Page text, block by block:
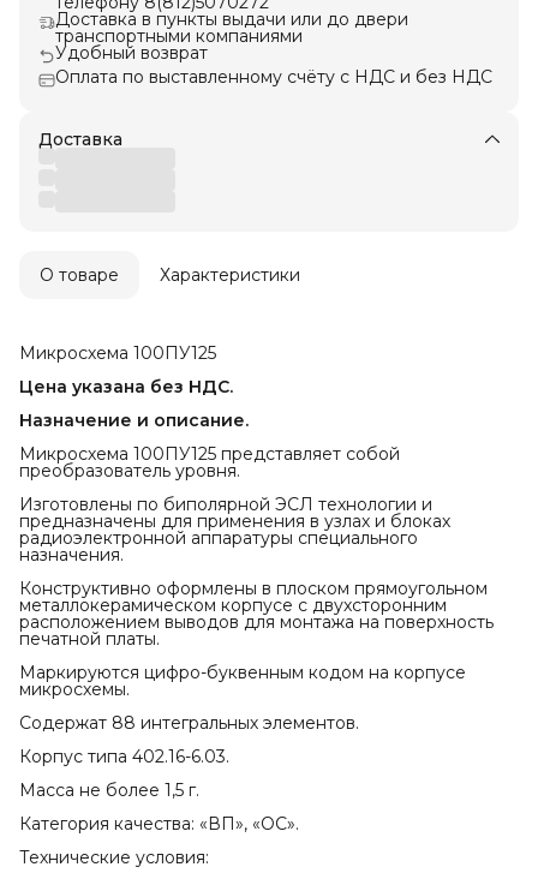
Доставка в пункты выдачи или до двери
транспортными компаниями
Удобный возврат
Оплата по выставленному счёту с НДС и без НДС
Доставка
О товаре Характеристики
Микросхема 100ПУ125
Цена указана без НДС.
Назначение и описание.
Микросхема 100ПУ125 представляет собой
преобразователь уровня.
Изготовлены по биполярной ЭСЛ технологии и
предназначены для применения в узлах и блоках
радиоэлектронной аппаратуры специального
назначения.
Конструктивно оформлены в плоском прямоугольном
металлокерамическом корпусе с двухсторонним
расположением выводов для монтажа на поверхность
печатной платы.
Маркируются цифро-буквенным кодом на корпусе
микросхемы.
Содержат 88 интегральных элементов.
Корпус типа 402.16-6.03.
Масса не более 1,5 г.
Категория качества: «ВП», «ОС».
Технические условия: